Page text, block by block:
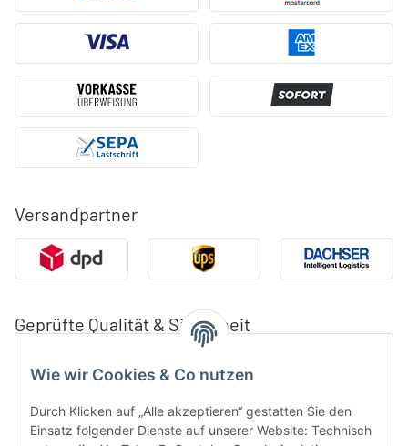
Wie wir Cookies & Co nutzen
Durch Klicken auf „Alle akzeptieren“ gestatten Sie den
Einsatz folgender Dienste auf unserer Website: Technisch
Versandpartner
Geprüfte Qualität & Sicherheit